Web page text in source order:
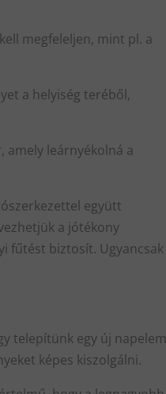
megfeleljen, mint pl. a
a helyiség teréből,
amely leárnyékolná a
együtt
a jótékony
fűtést biztosít. Ugyancsak
telepítünk egy új napelem
képes kiszolgálni.